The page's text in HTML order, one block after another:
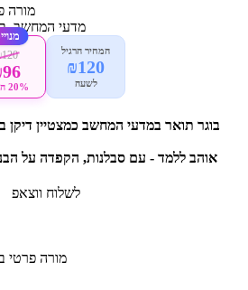
מורה
מדעי המחשב,
המחיר הרגיל
₪120
לשעה 20% הנחה
בוגר תואר במדעי המחשב כמצטיין דיקן
אוהב ללמד - עם סבלנות, הקפדה על
לשלוח ווצאפ